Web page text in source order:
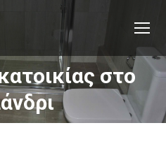
στο
here: